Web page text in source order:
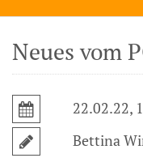
Neues vom
22.02.22,
Bettina